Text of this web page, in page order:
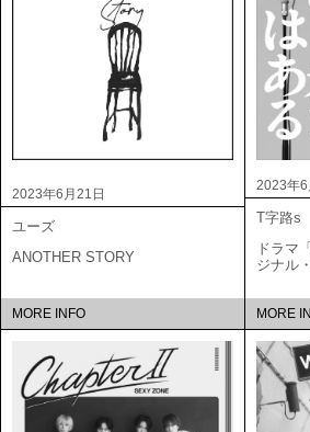
2023年6月21日
ユーズ
ANOTHER STORY
MORE INFO
2023年6
T字路s
ドラマ
ジナル
MORE